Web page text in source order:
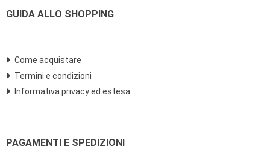
GUIDA ALLO SHOPPING
Come acquistare
Termini e condizioni
Informativa privacy ed estesa
PAGAMENTI E SPEDIZIONI